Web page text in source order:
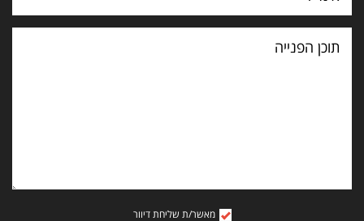
תוכן
הפנייה
מאשר/ת שליחת דיוור